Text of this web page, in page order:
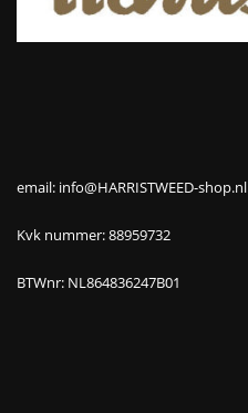
email: info@HARRISTWEED-shop.nl
Kvk nummer: 88959732
BTWnr: NL864836247B01